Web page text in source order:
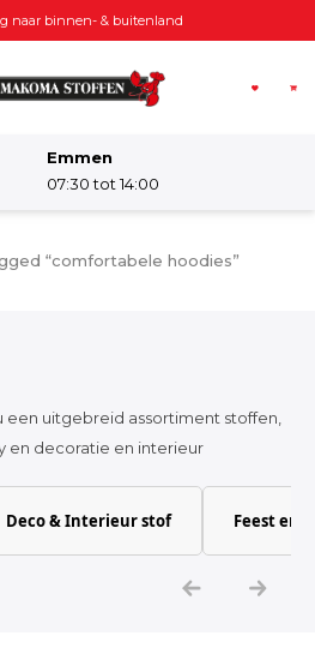
naar binnen- & buitenland
Emmen
07:30 tot 14:00
Damesstoffen
Katoen
“comfortabele hoodies”
een uitgebreid assortiment stoffen,
en decoratie en interieur
Deco & Interieur stof Feest en